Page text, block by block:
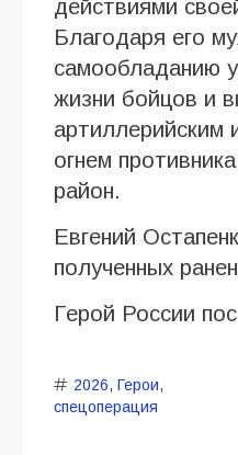
действиями
Благодаря его
самообладанию
жизни бойцов и
артиллерийским
огнем
район.
Евгений
полученных
Герой России
2026, Герои,
спецоперация